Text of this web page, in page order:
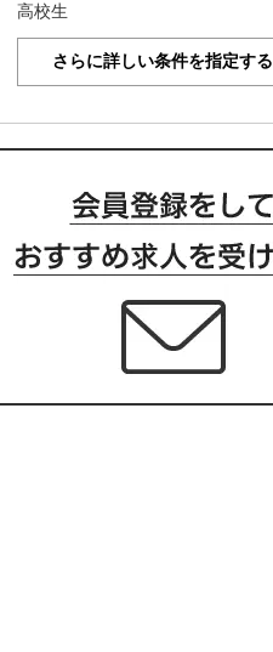
高校生
さらに詳しい条件を指定する